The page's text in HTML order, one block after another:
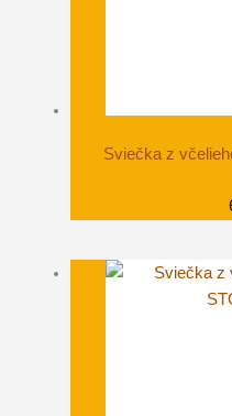
Sviečka z